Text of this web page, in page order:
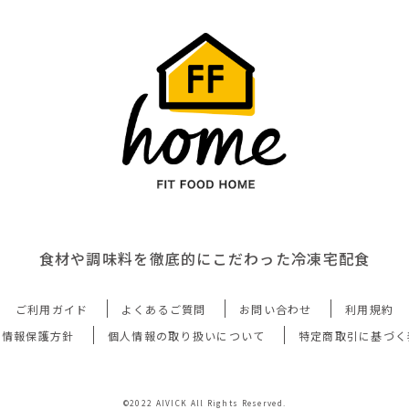
食材や調味料を徹底的にこだわった冷凍宅配食
ご利用ガイド よくあるご質問 お問い合わせ
利用規約
報保護方針
個人情報の取り扱いについて 特定商取引に基づ
©2022 AIVICK All Rights Reserved.